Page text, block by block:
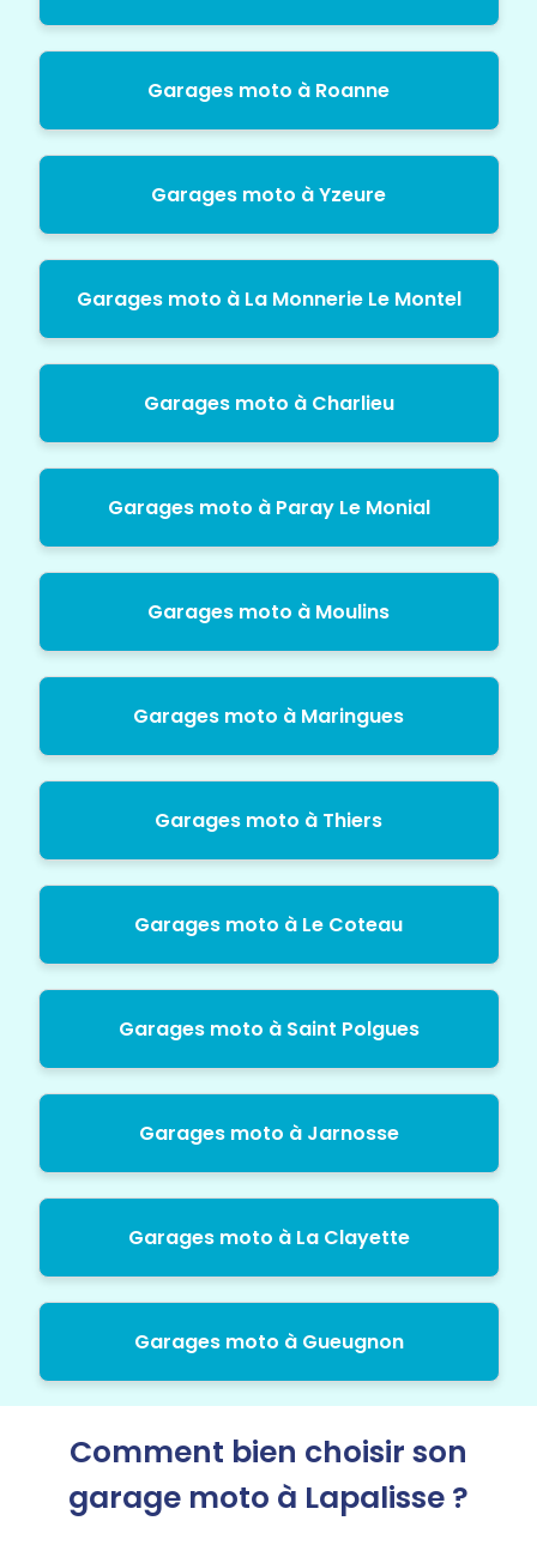
Garages moto à Roanne
Garages moto à Yzeure
Garages moto à La Monnerie Le Montel
Garages moto à Charlieu
Garages moto à Paray Le Monial
Garages moto à Moulins
Garages moto à Maringues
Garages moto à Thiers
Garages moto à Le Coteau
Garages moto à Saint Polgues
Garages moto à Jarnosse
Garages moto à La Clayette
Garages moto à Gueugnon
Comment bien choisir son
garage moto à Lapalisse ?